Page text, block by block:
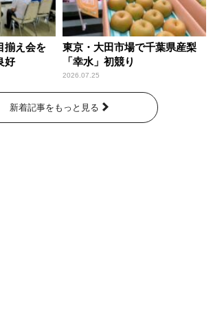
揃え会を
好
東京・大田市場で千葉県産梨
「幸水」初競り
2026.07.25
新着記事をもっと見る